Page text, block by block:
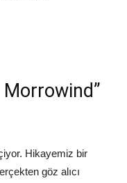
Morrowind”
Hikayemiz bir
göz alıcı